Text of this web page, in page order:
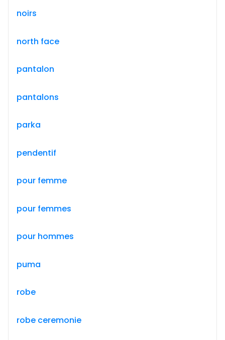
noirs
north face
pantalon
pantalons
parka
pendentif
pour femme
pour femmes
pour hommes
puma
robe
robe ceremonie